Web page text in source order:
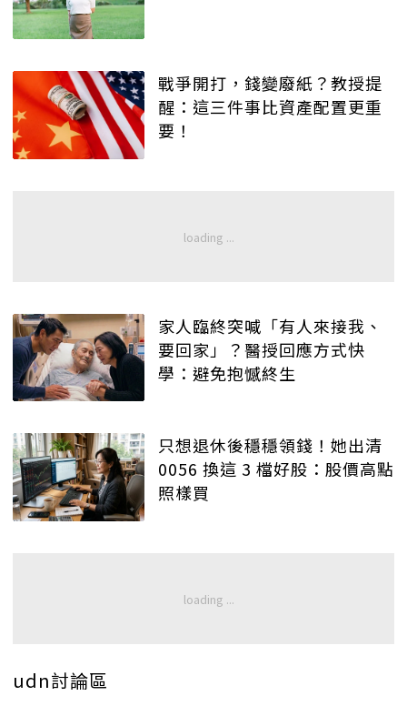
戰爭開打，錢變廢紙？教授提
醒：這三件事比資產配置更重
要！
家人臨終突喊「有人來接我、
要回家」？醫授回應方式快
學：避免抱憾終生
只想退休後穩穩領錢！她出清
0056 換這 3 檔好股：股價高點
照樣買
udn討論區